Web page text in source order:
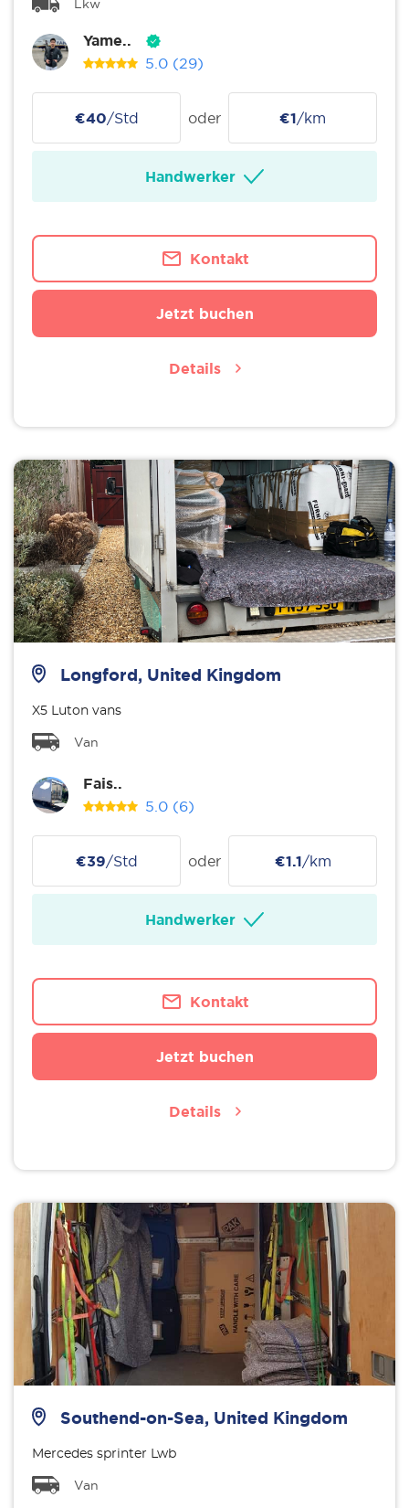
Lkw
Yame..
5.0 (29)
€40/Std oder €1/km
Handwerker
Kontakt
Jetzt buchen
Details
Longford, United Kingdom
X5 Luton vans
Van
Fais..
5.0 (6)
€39/Std oder €1.1/km
Handwerker
Kontakt
Jetzt buchen
Details
Southend-on-Sea, United Kingdom
Mercedes sprinter Lwb
Van